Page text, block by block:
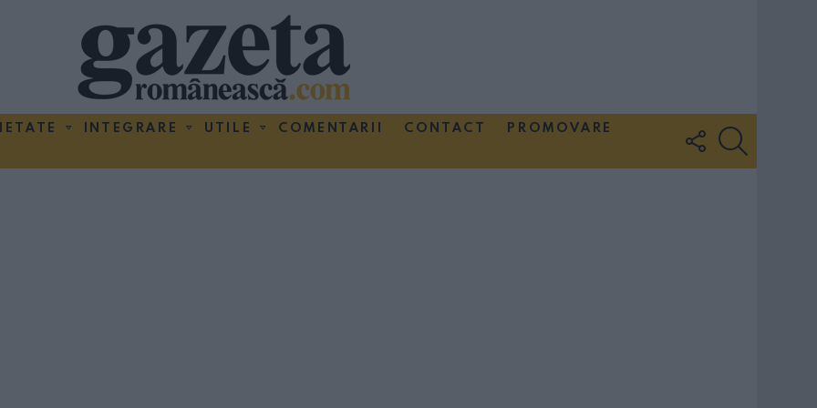
INTEGRARE UTILE COMENTARII CONTACT
PROMOVARE
FOLLOW
US